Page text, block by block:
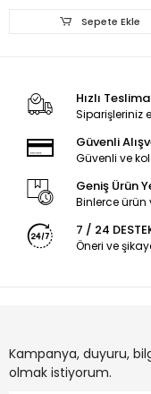
Sepete Ekle
Hızlı
Siparişleriniz
Güvenli
Güvenli ve
Geniş Ürün
Binlerce
7 / 24
Öneri ve
Kampanya, duyuru,
olmak istiyorum.